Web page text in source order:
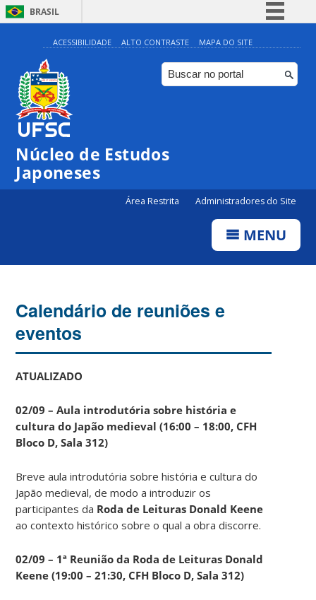
BRASIL
Simplifique!
Comunica BR
Participe
ACESSIBILIDADE ALTO CONTRASTE MAPA DO SITE
Núcleo de Estudos
Japoneses
Área Restrita Administradores do Site
MENU
Calendário de reuniões e
eventos
ATUALIZADO
02/09 – Aula introdutória sobre história e
cultura do Japão medieval (16:00 – 18:00, CFH
Bloco D, Sala 312)
Breve aula introdutória sobre história e cultura do
Japão medieval, de modo a introduzir os
participantes da Roda de Leituras Donald Keene
ao contexto histórico sobre o qual a obra discorre.
02/09 – 1ª Reunião da Roda de Leituras Donald
Keene (19:00 – 21:30, CFH Bloco D, Sala 312)